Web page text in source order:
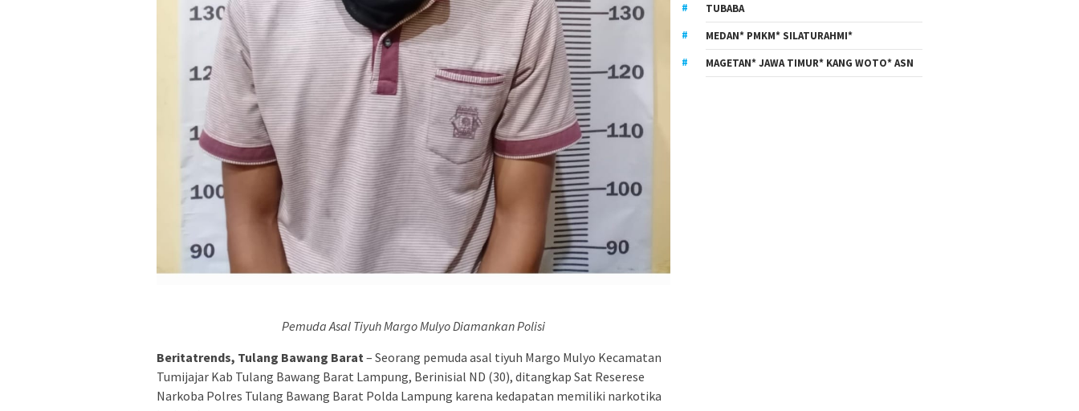
Pemuda Asal Tiyuh Margo Mulyo Diamankan Polisi
Beritatrends, Tulang Bawang Barat– Seorang pemuda asal tiyuh Margo Mulyo Kecamatan
Tumijajar Kab Tulang Bawang Barat Lampung, Berinisial ND (30), ditangkap Sat Reserese
Narkoba Polres Tulang Bawang Barat Polda Lampung karena kedapatan memiliki narkotika
TUBABA
MEDAN* PMKM* SILATURAHMI*
MAGETAN* JAWA TIMUR* KANG WOTO* ASN